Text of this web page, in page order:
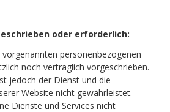
oder erforderlich:
personenbezogenen
noch vertraglich vorgeschrieben.
jedoch der Dienst und die
Website nicht gewährleistet.
Dienste und Services nicht